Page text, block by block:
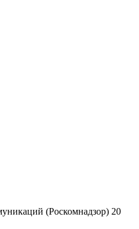
(Роскомнадзор) 20